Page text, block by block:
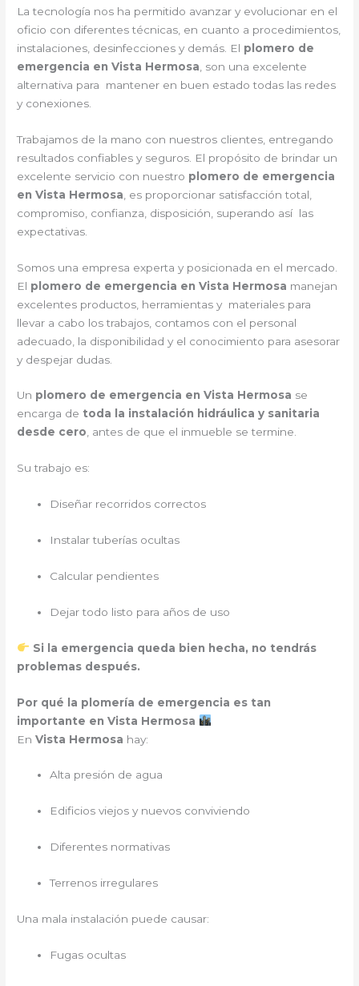
La tecnología nos ha permitido avanzar y evolucionar en el
oficio con diferentes técnicas, en cuanto a procedimientos,
instalaciones, desinfecciones y demás. El plomero de
emergencia en Vista Hermosa , son una excelente
alternativa para mantener en buen estado todas las redes
y conexiones.
Trabajamos de la mano con nuestros clientes, entregando
resultados confiables y seguros. El propósito de brindar un
excelente servicio con nuestro plomero de emergencia
en Vista Hermosa , es proporcionar satisfacción total,
compromiso, confianza, disposición, superando así las
expectativas.
Somos una empresa experta y posicionada en el mercado.
El plomero de emergencia en Vista Hermosa manejan
excelentes productos, herramientas y materiales para
llevar a cabo los trabajos, contamos con el personal
adecuado, la disponibilidad y el conocimiento para asesorar
y despejar dudas.
Un plomero de emergencia en Vista Hermosa se
encarga de toda la instalación hidráulica y sanitaria
desde cero, antes de que el inmueble se termine.
Su trabajo es:
Diseñar recorridos correctos
Instalar tuberías ocultas
Calcular pendientes
Dejar todo listo para años de uso
Si la emergencia queda bien hecha, no tendrás
problemas después.
Por qué la plomería de emergencia es tan
importante en Vista Hermosa
EnVista Hermosa hay:
Alta presión de agua
Edificios viejos y nuevos conviviendo
Diferentes normativas
Terrenos irregulares
Una mala instalación puede causar:
Fugas ocultas